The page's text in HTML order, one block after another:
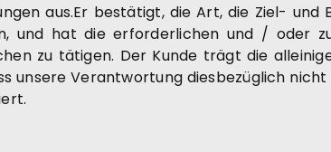
aus.Er bestätigt, die Art, die Ziel- und
und hat die erforderlichen und / oder
zu tätigen. Der Kunde trägt die
unsere Verantwortung diesbezüglich